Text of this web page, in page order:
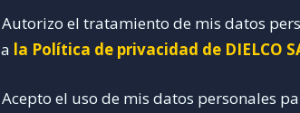
Autorizo el tratamiento de mis datos
a la Política de privacidad de DIELCO
Acepto el uso de mis datos personales